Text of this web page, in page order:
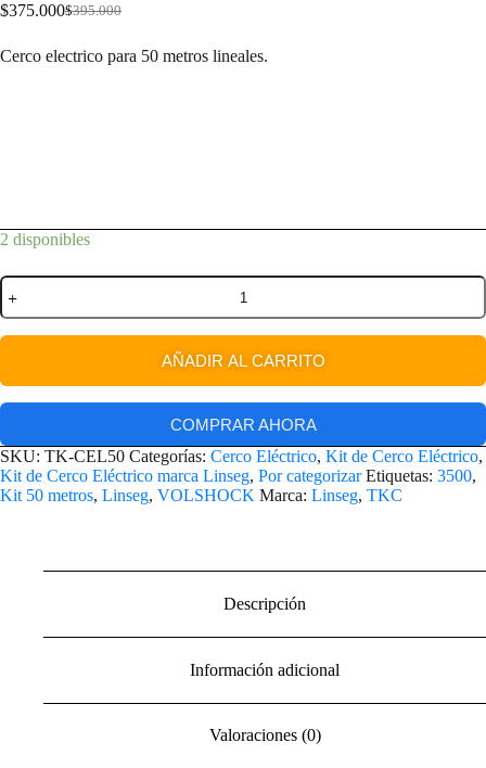
$395.000
$375.000
Cerco electrico para 50 metros lineales.
2 disponibles
AÑADIR AL CARRITO
COMPRAR AHORA
SKU: TK-CEL50 Categorías: Cerco Eléctrico, Kit de Cerco Eléctrico,
Kit de Cerco Eléctrico marca Linseg, Por categorizar Etiquetas: 3500,
Kit 50 metros, Linseg, VOLSHOCK Marca: Linseg, TKC
Descripción
Información adicional
Valoraciones (0)